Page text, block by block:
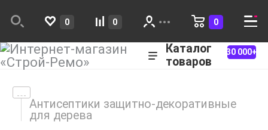
0 0 0
Каталог
товаров
30 000+
Антисептики защитно-декоративные
для дерева